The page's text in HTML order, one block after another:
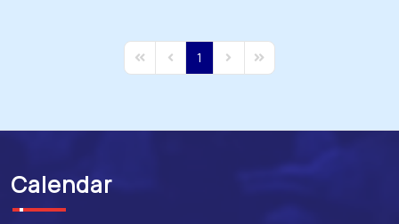
First PagePrevious Page
1 Next PageLast Page
Calendar